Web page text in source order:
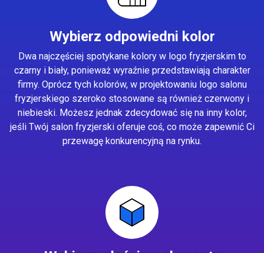
Wybierz odpowiedni kolor
Dwa najczęściej spotykane kolory w logo fryzjerskim to
czarny i biały, ponieważ wyraźnie przedstawiają charakter
firmy. Oprócz tych kolorów, w projektowaniu logo salonu
fryzjerskiego szeroko stosowane są również czerwony i
niebieski. Możesz jednak zdecydować się na inny kolor,
jeśli Twój salon fryzjerski oferuje coś, co może zapewnić Ci
przewagę konkurencyjną na rynku.